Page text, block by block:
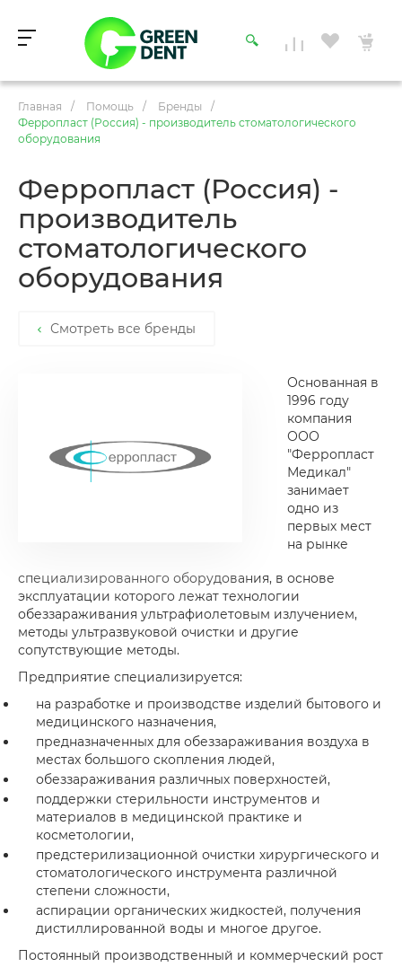
Главная / Помощь / Бренды
/
Ферропласт (Россия) - производитель стоматологического
оборудования
Ферропласт (Россия) -
производитель
стоматологического
оборудования
Смотреть все бренды
Основанная в
1996 году
компания
ООО
"Ферропласт
Медикал"
занимает
одно из
первых мест
на рынке
специализированного оборудования, в основе
эксплуатации которого лежат технологии
обеззараживания ультрафиолетовым излучением,
методы ультразвуковой очистки и другие
сопутствующие методы.
Предприятие специализируется:
на разработке и производстве изделий бытового и
медицинского назначения,
предназначенных для обеззараживания воздуха в
местах большого скопления людей,
обеззараживания различных поверхностей,
поддержки стерильности инструментов и
материалов в медицинской практике и
косметологии,
предстерилизационной очистки хирургического и
стоматологического инструмента различной
степени сложности,
аспирации органических жидкостей, получения
дистиллированной воды и многое другое.
Постоянный производственный и коммерческий рост